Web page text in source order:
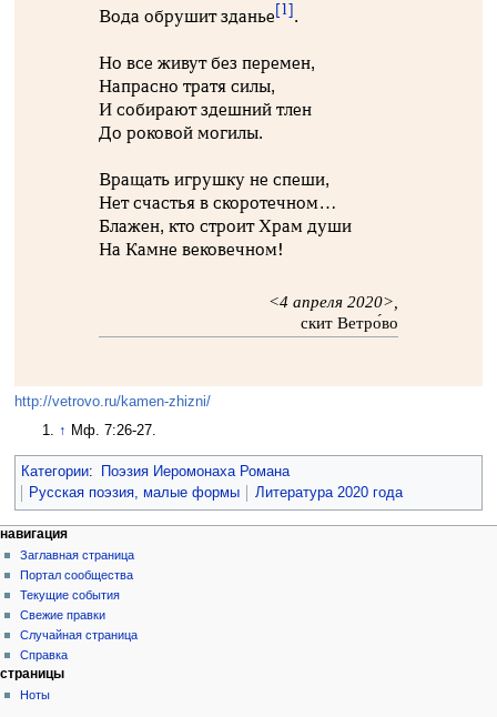
Вода обрушит зданье[1].
Но все живут без перемен,
Напрасно тратя силы,
И собирают здешний тлен
До роковой могилы.
Вращать игрушку не спеши,
Нет счастья в скоротечном…
Блажен, кто строит Храм души
На Камне вековечном!
<4 апреля 2020>,
скит Ветро́во
http://vetrovo.ru/kamen-zhizni/
↑ Мф. 7:26-27.
Категории:
Поэзия Иеромонаха Романа
Русская поэзия, малые формы
Литература 2020 года
навигация
Заглавная страница
Портал сообщества
Текущие события
Свежие правки
Случайная страница
Справка
страницы
Ноты